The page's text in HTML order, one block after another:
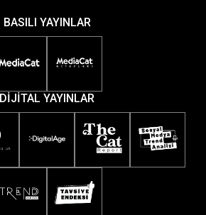
BASILI YAYINLAR
DİJİTAL YAYINLAR